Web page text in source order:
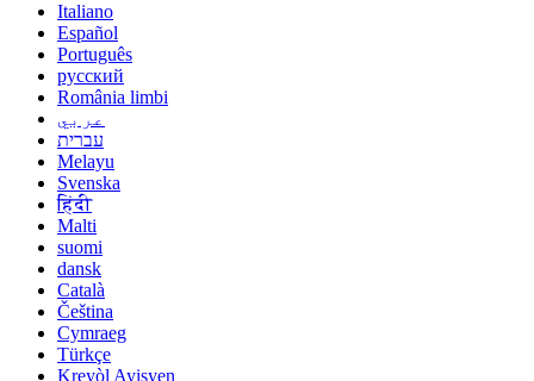
Italiano
Español
Português
русский
România limbi
عربي
עברית
Melayu
Svenska
हिंदी
Malti
suomi
dansk
Català
Čeština
Cymraeg
Türkçe
Kreyòl Ayisyen